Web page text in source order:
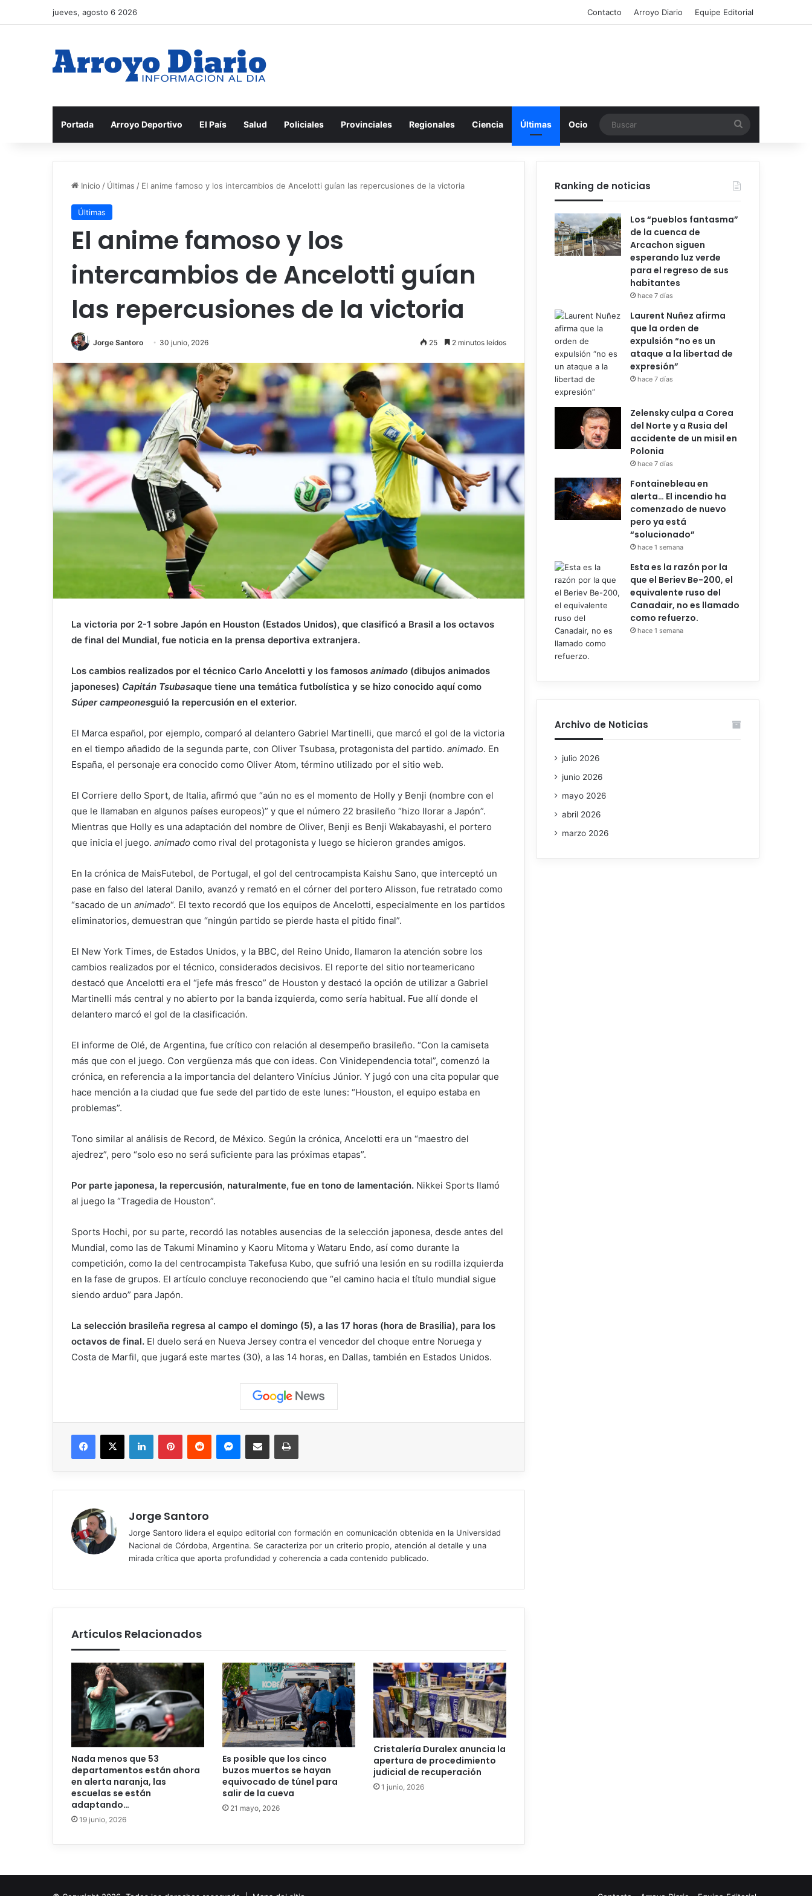
jueves, agosto 6 2026 Contacto Arroyo Diario Equipe Editorial
Portada Arroyo Deportivo El País Salud Policiales Provinciales Regionales Ciencia Últimas Ocio
Inicio / Últimas / El anime famoso y los intercambios de Ancelotti guían las repercusiones de la victoria
Últimas
El anime famoso y los
intercambios de Ancelotti guían
las repercusiones de la victoria
Jorge Santoro 30 junio, 2026 25 2 minutos leídos
La victoria por 2-1 sobre Japón en Houston (Estados Unidos), que clasificó a Brasil a los octavos
de final del Mundial, fue noticia en la prensa deportiva extranjera.
Los cambios realizados por el técnico Carlo Ancelotti y los famosos animado (dibujos animados
japoneses) Capitán Tsubasaque tiene una temática futbolística y se hizo conocido aquí como
Súper campeonesguió la repercusión en el exterior.
El Marca español, por ejemplo, comparó al delantero Gabriel Martinelli, que marcó el gol de la victoria
en el tiempo añadido de la segunda parte, con Oliver Tsubasa, protagonista del partido. animado. En
España, el personaje era conocido como Oliver Atom, término utilizado por el sitio web.
El Corriere dello Sport, de Italia, afirmó que “aún no es el momento de Holly y Benji (nombre con el
que le llamaban en algunos países europeos)” y que el número 22 brasileño “hizo llorar a Japón”.
Mientras que Holly es una adaptación del nombre de Oliver, Benji es Benji Wakabayashi, el portero
que inicia el juego. animado como rival del protagonista y luego se hicieron grandes amigos.
En la crónica de MaisFutebol, de Portugal, el gol del centrocampista Kaishu Sano, que interceptó un
pase en falso del lateral Danilo, avanzó y remató en el córner del portero Alisson, fue retratado como
“sacado de un animado“. El texto recordó que los equipos de Ancelotti, especialmente en los partidos
eliminatorios, demuestran que “ningún partido se pierde hasta el pitido final”.
El New York Times, de Estados Unidos, y la BBC, del Reino Unido, llamaron la atención sobre los
cambios realizados por el técnico, considerados decisivos. El reporte del sitio norteamericano
destacó que Ancelotti era el “jefe más fresco” de Houston y destacó la opción de utilizar a Gabriel
Martinelli más central y no abierto por la banda izquierda, como sería habitual. Fue allí donde el
delantero marcó el gol de la clasificación.
El informe de Olé, de Argentina, fue crítico con relación al desempeño brasileño. “Con la camiseta
más que con el juego. Con vergüenza más que con ideas. Con Vinidependencia total”, comenzó la
crónica, en referencia a la importancia del delantero Vinícius Júnior. Y jugó con una cita popular que
hace mención a la ciudad que fue sede del partido de este lunes: “Houston, el equipo estaba en
problemas”.
Tono similar al análisis de Record, de México. Según la crónica, Ancelotti era un “maestro del
ajedrez”, pero “solo eso no será suficiente para las próximas etapas”.
Por parte japonesa, la repercusión, naturalmente, fue en tono de lamentación. Nikkei Sports llamó
al juego la “Tragedia de Houston”.
Sports Hochi, por su parte, recordó las notables ausencias de la selección japonesa, desde antes del
Mundial, como las de Takumi Minamino y Kaoru Mitoma y Wataru Endo, así como durante la
competición, como la del centrocampista Takefusa Kubo, que sufrió una lesión en su rodilla izquierda
en la fase de grupos. El artículo concluye reconociendo que “el camino hacia el título mundial sigue
siendo arduo” para Japón.
La selección brasileña regresa al campo el domingo (5), a las 17 horas (hora de Brasilia), para los
octavos de final. El duelo será en Nueva Jersey contra el vencedor del choque entre Noruega y
Costa de Marfil, que jugará este martes (30), a las 14 horas, en Dallas, también en Estados Unidos.
Facebook
X LinkedInPinterestReddit MessengerCompartir vía correo electrónicoImprimir
Jorge Santoro
Jorge Santoro lidera el equipo editorial con formación en comunicación obtenida en la Universidad
Nacional de Córdoba, Argentina. Se caracteriza por un criterio propio, atención al detalle y una
mirada crítica que aporta profundidad y coherencia a cada contenido publicado.
Artículos Relacionados
Nada menos que 53
departamentos están ahora
en alerta naranja, las
escuelas se están
adaptando…
19 junio, 2026
Es posible que los cinco
buzos muertos se hayan
equivocado de túnel para
salir de la cueva
21 mayo, 2026
Cristalería Duralex anuncia la
apertura de procedimiento
judicial de recuperación
1 junio, 2026
Ranking de noticias
Los “pueblos fantasma”
de la cuenca de
Arcachon siguen
esperando luz verde
para el regreso de sus
habitantes
hace 7 días
Laurent Nuñez afirma
que la orden de
expulsión “no es un
ataque a la libertad de
expresión”
hace 7 días
Zelensky culpa a Corea
del Norte y a Rusia del
accidente de un misil en
Polonia
hace 7 días
Fontainebleau en
alerta… El incendio ha
comenzado de nuevo
pero ya está
“solucionado”
hace 1 semana
Esta es la razón por la
que el Beriev Be-200, el
equivalente ruso del
Canadair, no es llamado
como refuerzo.
hace 1 semana
Archivo de Noticias
julio 2026
junio 2026
mayo 2026
abril 2026
marzo 2026